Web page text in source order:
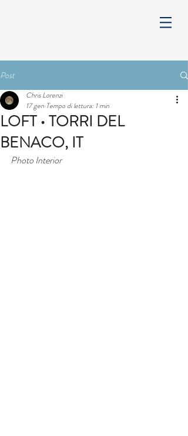
Post
LOFT • TORRI DEL
BENACO, IT
Chris Lorenzi
17 gen Tempo di lettura: 1 min
Photo Interior